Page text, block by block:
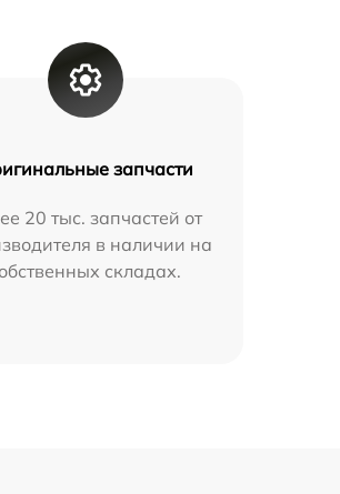
запчасти
20 тыс. запчастей от
в наличии на
складах.